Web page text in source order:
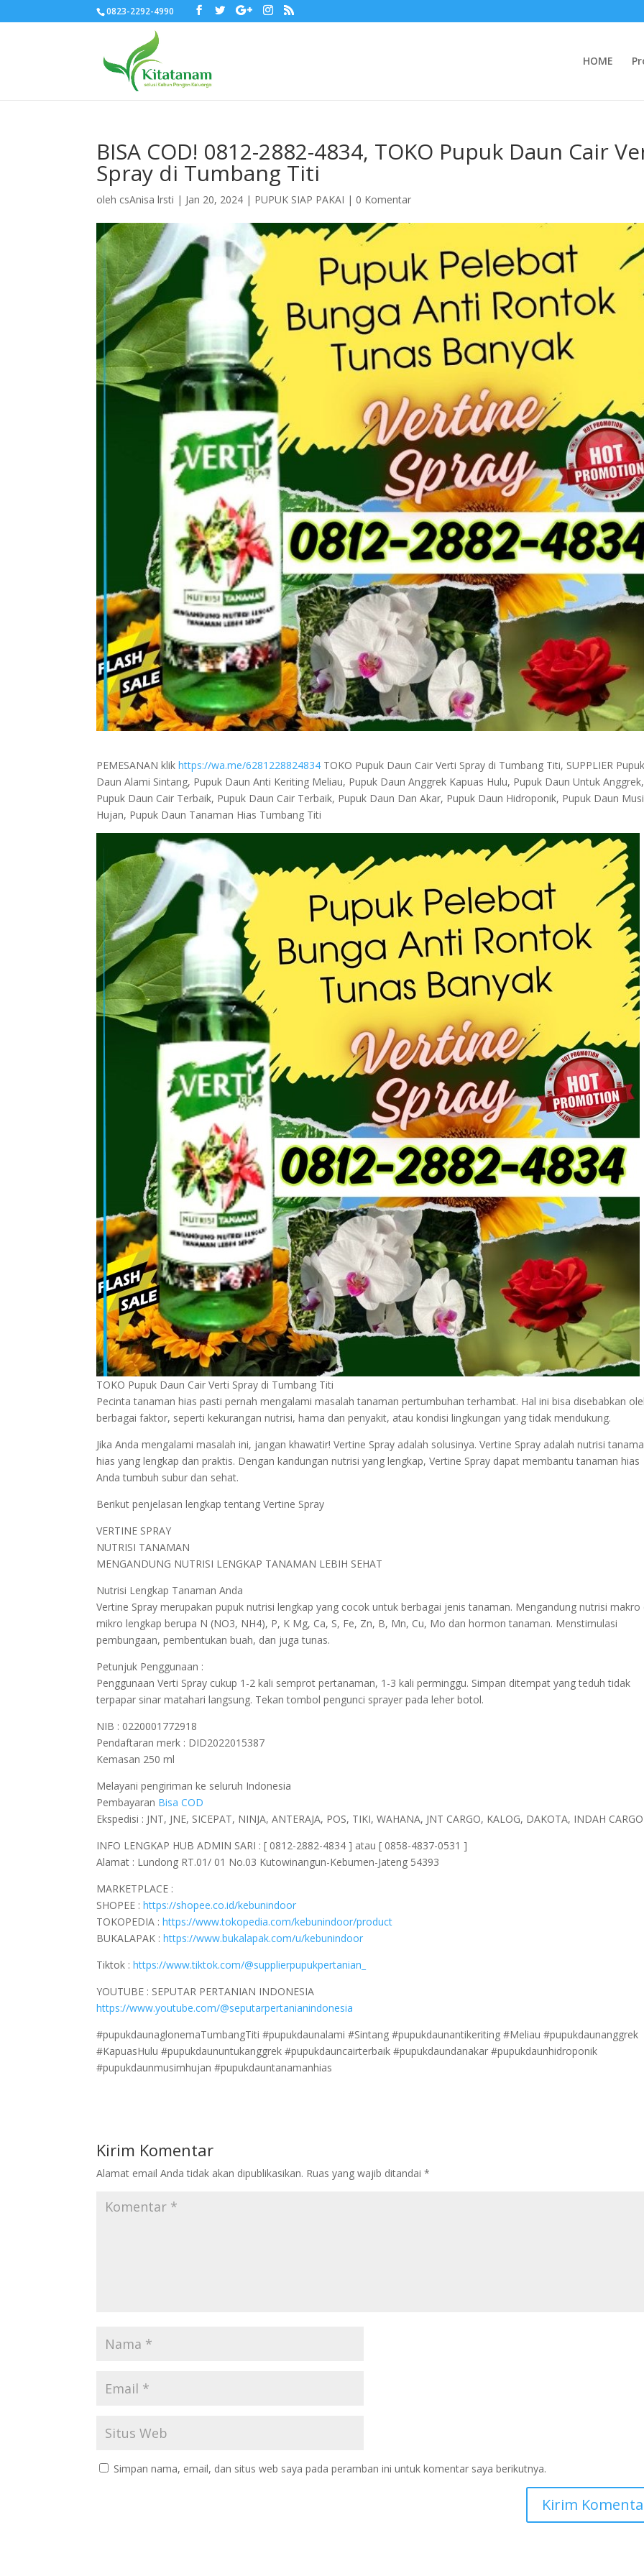
0823-2292-4990
HOME
BISA COD! 0812-2882-4834, TOKO Pupuk Daun Cair
Spray di Tumbang Titi
oleh csAnisa lrsti | Jan 20, 2024 | PUPUK SIAP PAKAI | 0 Komentar
PEMESANAN klikhttps://wa.me/6281228824834 TOKO Pupuk Daun Cair Verti Spray di Tumbang Titi, SUPPLIER
Daun Alami Sintang, Pupuk Daun Anti Keriting Meliau, Pupuk Daun Anggrek Kapuas Hulu, Pupuk Daun Untuk Anggrek,
Pupuk Daun Cair Terbaik, Pupuk Daun Cair Terbaik, Pupuk Daun Dan Akar, Pupuk Daun Hidroponik, Pupuk Daun
Hujan, Pupuk Daun Tanaman Hias Tumbang Titi
TOKO Pupuk Daun Cair Verti Spray di Tumbang Titi
Pecinta tanaman hias pasti pernah mengalami masalah tanaman pertumbuhan terhambat. Hal ini bisa disebabkan
berbagai faktor, seperti kekurangan nutrisi, hama dan penyakit, atau kondisi lingkungan yang tidak mendukung.
Jika Anda mengalami masalah ini, jangan khawatir! Vertine Spray adalah solusinya. Vertine Spray adalah nutrisi
hias yang lengkap dan praktis. Dengan kandungan nutrisi yang lengkap, Vertine Spray dapat membantu tanaman hias
Anda tumbuh subur dan sehat.
Berikut penjelasan lengkap tentang Vertine Spray
VERTINE SPRAY
NUTRISI TANAMAN
MENGANDUNG NUTRISI LENGKAP TANAMAN LEBIH SEHAT
Nutrisi Lengkap Tanaman Anda
Vertine Spray merupakan pupuk nutrisi lengkap yang cocok untuk berbagai jenis tanaman. Mengandung nutrisi makro
mikro lengkap berupa N (NO3, NH4), P, K Mg, Ca, S, Fe, Zn, B, Mn, Cu, Mo dan hormon tanaman. Menstimulasi
pembungaan, pembentukan buah, dan juga tunas.
Petunjuk Penggunaan :
Penggunaan Verti Spray cukup 1-2 kali semprot pertanaman, 1-3 kali perminggu. Simpan ditempat yang teduh tidak
terpapar sinar matahari langsung. Tekan tombol pengunci sprayer pada leher botol.
NIB : 0220001772918
Pendaftaran merk : DID2022015387
Kemasan 250 ml
Melayani pengiriman ke seluruh Indonesia
Pembayaran Bisa COD
Ekspedisi : JNT, JNE, SICEPAT, NINJA, ANTERAJA, POS, TIKI, WAHANA, JNT CARGO, KALOG, DAKOTA, INDAH
INFO LENGKAP HUB ADMIN SARI : [ 0812-2882-4834 ] atau [ 0858-4837-0531 ]
Alamat : Lundong RT.01/ 01 No.03 Kutowinangun-Kebumen-Jateng 54393
MARKETPLACE :
SHOPEE :https://shopee.co.id/kebunindoor
TOKOPEDIA :https://www.tokopedia.com/kebunindoor/product
BUKALAPAK :https://www.bukalapak.com/u/kebunindoor
Tiktok :https://www.tiktok.com/@supplierpupukpertanian_
YOUTUBE : SEPUTAR PERTANIAN INDONESIA
https://www.youtube.com/@seputarpertanianindonesia
#pupukdaunaglonemaTumbangTiti #pupukdaunalami #Sintang #pupukdaunantikeriting #Meliau #pupukdaunanggrek
#KapuasHulu #pupukdaununtukanggrek #pupukdauncairterbaik #pupukdaundanakar #pupukdaunhidroponik
#pupukdaunmusimhujan #pupukdauntanamanhias
Kirim Komentar
Alamat email Anda tidak akan dipublikasikan. Ruas yang wajib ditandai*
Simpan nama, email, dan situs web saya pada peramban ini untuk komentar saya berikutnya.